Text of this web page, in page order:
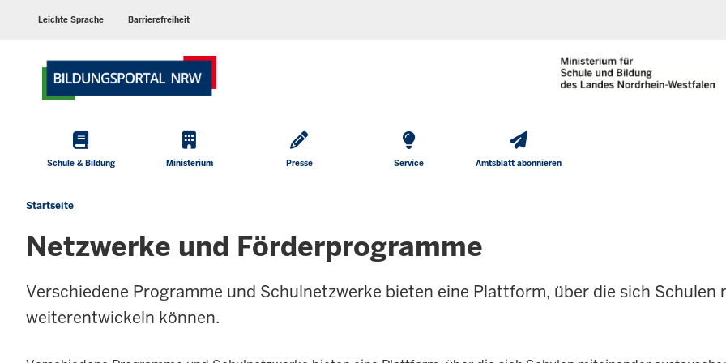
Sprachen
Leichte Sprache Barrierefreiheit
Hauptmenü
Schule & Bildung Ministerium Presse Service Amtsblatt abonnieren
Sie
sich
Startseite
Netzwerke und Förderprogramme
Verschiedene Programme und Schulnetzwerke bieten eine Plattform, über die sich Schulen
weiterentwickeln können.